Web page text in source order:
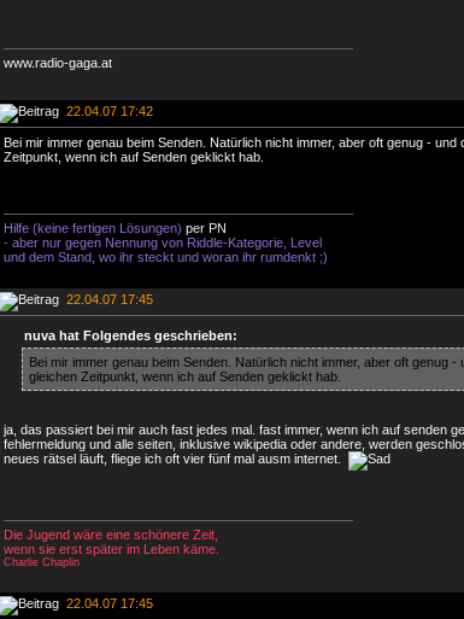
www.radio-gaga.at
22.04.07 17:42
Bei mir immer genau beim Senden. Natürlich nicht immer, aber oft genug - und
Zeitpunkt, wenn ich auf Senden geklickt hab.
Hilfe (keine fertigen Lösungen) per PN
- aber nur gegen Nennung von Riddle-Kategorie, Level
und dem Stand, wo ihr steckt und woran ihr rumdenkt ;)
22.04.07 17:45
nuva hat Folgendes geschrieben:
Bei mir immer genau beim Senden. Natürlich nicht immer, aber oft genug -
gleichen Zeitpunkt, wenn ich auf Senden geklickt hab.
ja, das passiert bei mir auch fast jedes mal. fast immer, wenn ich auf senden
fehlermeldung und alle seiten, inklusive wikipedia oder andere, werden
neues rätsel läuft, fliege ich oft vier fünf mal ausm internet.
Die Jugend wäre eine schönere Zeit,
wenn sie erst später im Leben käme.
Charlie Chaplin
22.04.07 17:45